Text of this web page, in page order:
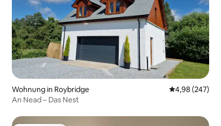
Wohnung in Roybridge
4,98 (247)
An Nead – Das Nest